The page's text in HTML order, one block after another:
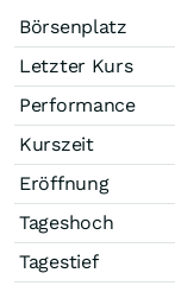
Börsenplatz
Letzter Kurs
Performance
Kurszeit
Eröffnung
Tageshoch
Tagestief